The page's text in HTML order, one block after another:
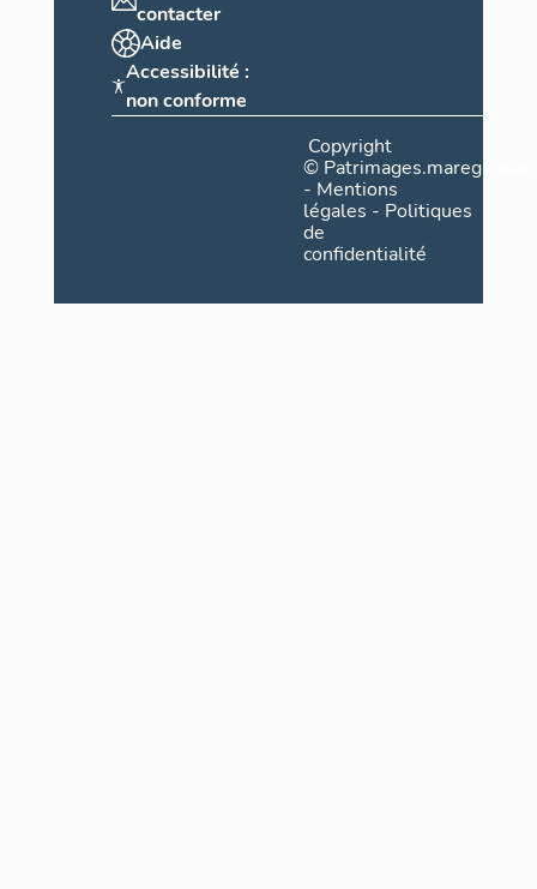
contacter
Aide
Accessibilité :
non conforme
Copyright
©
- Mentions
légales - Politiques
de
confidentialité